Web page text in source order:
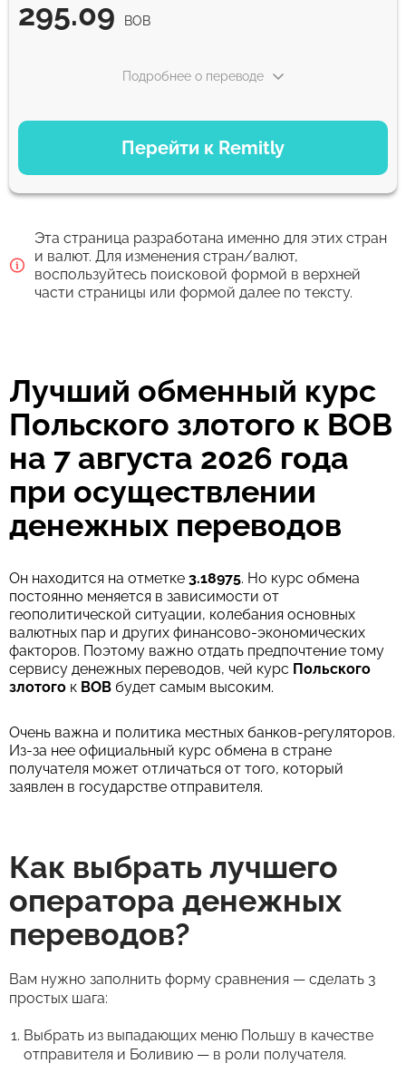
295.09 BOB
Перейти к Remitly
Подробнее о переводе
ВАРИАНТЫ ОПЛАТЫ
Экономный
295.09 BOB 5 д
Быстрый
295.09 BOB 30 мин
Эта страница разработана именно для этих стран
и валют. Для изменения стран/валют,
воспользуйтесь поисковой формой в верхней
части страницы или формой далее по тексту.
Лучший обменный курс
Польского злотого к BOB
на 7 августа 2026 года
при осуществлении
денежных переводов
Он находится на отметке 3.18975. Но курс обмена
постоянно меняется в зависимости от
геополитической ситуации, колебания основных
валютных пар и других финансово-экономических
факторов. Поэтому важно отдать предпочтение тому
сервису денежных переводов, чей курс Польского
злотого к BOB будет самым высоким.
Очень важна и политика местных банков-регуляторов.
Из-за нее официальный курс обмена в стране
получателя может отличаться от того, который
заявлен в государстве отправителя.
Как выбрать лучшего
оператора денежных
переводов?
Вам нужно заполнить форму сравнения — сделать 3
простых шага:
Выбрать из выпадающих меню Польшу в качестве
отправителя и Боливию — в роли получателя.